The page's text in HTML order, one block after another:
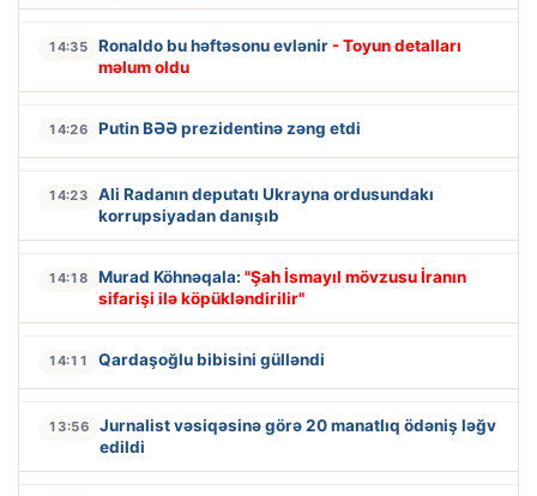
14:35 Ronaldo bu həftəsonu evlənir - Toyun detalları
məlum oldu
14:26 Putin BƏƏ prezidentinə zəng etdi
14:23
Ali Radanın deputatı Ukrayna ordusundakı
korrupsiyadan danışıb
14:18 Murad Köhnəqala: "Şah İsmayıl mövzusu İranın
sifarişi ilə köpükləndirilir"
14:11 Qardaşoğlu bibisini gülləndi
13:56
Jurnalist vəsiqəsinə görə 20 manatlıq ödəniş ləğv
edildi